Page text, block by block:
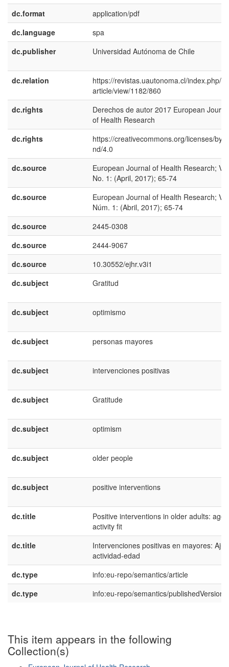
dc.format
application/pdf
dc.language
spa
dc.publisher
Universidad Autónoma de Chile
dc.relation
https://revistas.uautonoma.cl/index.php/
article/view/1182/860
dc.rights
Derechos de autor 2017 European
of Health Research
dc.rights
https://creativecommons.org/licenses/by-
nd/4.0
dc.source
European Journal of Health Research;
No. 1: (April, 2017); 65-74
dc.source
European Journal of Health Research;
Núm. 1: (Abril, 2017); 65-74
dc.source
2445-0308
dc.source
2444-9067
dc.source
10.30552/ejhr.v3i1
dc.subject
Gratitud
dc.subject optimismo
dc.subject personas mayores
dc.subject intervenciones positivas
dc.subject Gratitude
dc.subject optimism
dc.subject older people
dc.subject positive interventions
dc.title
Positive interventions in older adults: age-
activity fit
dc.title
Intervenciones positivas en mayores:
actividad-edad
dc.type
info:eu-repo/semantics/article
dc.type
info:eu-repo/semantics/publishedVersion
This item appears in the following
Collection(s)